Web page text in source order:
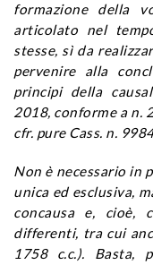
formazione della
articolato nel
stesse, sì da
pervenire alla
principi della
2018, conforme a n.
cfr. pure Cass. n.
Non è necessario in
unica ed esclusiva,
concausa e, cioè,
differenti, tra cui
1758 c.c.). Basta,